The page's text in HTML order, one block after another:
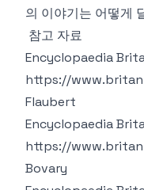
의 이야기는 어떻게
참고 자료
Encyclopaedia
https://
Flaubert
Encyclopaedia
https://
Bovary